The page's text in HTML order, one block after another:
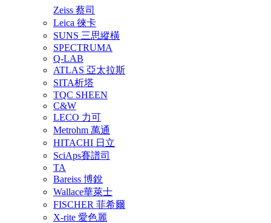
Zeiss 蔡司
Leica 徠卡
SUNS 三思縱橫
SPECTRUMA
Q-LAB
ATLAS 亞太拉斯
SITA析塔
TQC SHEEN
C&W
LECO 力可
Metrohm 萬通
HITACHI 日立
SciAps賽譜司
TA
Bareiss 博銳
Wallace華萊士
FISCHER 菲希爾
X-rite 愛色麗